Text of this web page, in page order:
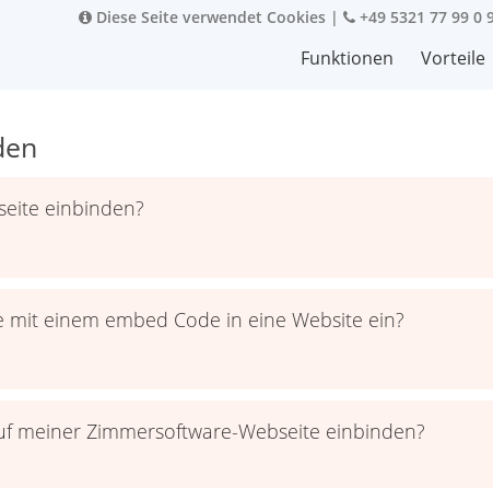
Diese Seite verwendet Cookies | +49 5321 77 99 0
Funktionen Vorteile
einbinden?
einem embed Code in eine Website ein?
meiner Zimmersoftware-Webseite einbinden?